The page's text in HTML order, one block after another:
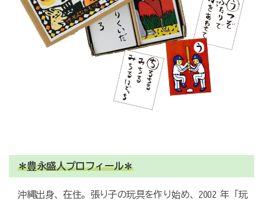
＊豊永盛人プロフィール＊
沖縄出身、在住。張り子の玩具を作り始め、2002 年「玩